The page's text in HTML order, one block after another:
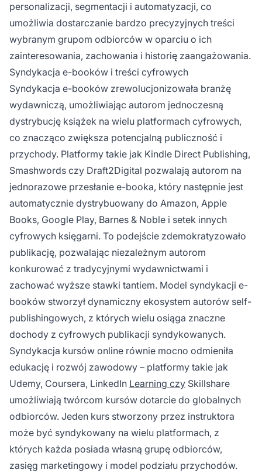
personalizacji, segmentacji i automatyzacji, co
umożliwia dostarczanie bardzo precyzyjnych treści
wybranym grupom odbiorców w oparciu o ich
zainteresowania, zachowania i historię zaangażowania.
Syndykacja e-booków i treści cyfrowych
Syndykacja e-booków zrewolucjonizowała branżę
wydawniczą, umożliwiając autorom jednoczesną
dystrybucję książek na wielu platformach cyfrowych,
co znacząco zwiększa potencjalną publiczność i
przychody. Platformy takie jak Kindle Direct Publishing,
Smashwords czy Draft2Digital pozwalają autorom na
jednorazowe przesłanie e-booka, który następnie jest
automatycznie dystrybuowany do Amazon, Apple
Books, Google Play, Barnes & Noble i setek innych
cyfrowych księgarni. To podejście zdemokratyzowało
publikację, pozwalając niezależnym autorom
konkurować z tradycyjnymi wydawnictwami i
zachować wyższe stawki tantiem. Model syndykacji e-
booków stworzył dynamiczny ekosystem autorów self-
publishingowych, z których wielu osiąga znaczne
dochody z cyfrowych publikacji syndykowanych.
Syndykacja kursów online równie mocno odmieniła
edukację i rozwój zawodowy – platformy takie jak
Udemy, Coursera, LinkedIn Learning czy Skillshare
umożliwiają twórcom kursów dotarcie do globalnych
odbiorców. Jeden kurs stworzony przez instruktora
może być syndykowany na wielu platformach, z
których każda posiada własną grupę odbiorców,
zasięg marketingowy i model podziału przychodów.